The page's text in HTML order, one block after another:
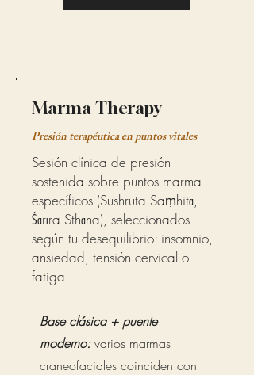
Marma Therapy
Presión terapéutica en puntos vitales
Sesión clínica de presión
sostenida sobre puntos marma
específicos (Sushruta Saṃhitā,
Śārīra Sthāna), seleccionados
según tu desequilibrio: insomnio,
ansiedad, tensión cervical o
fatiga.
Base clásica + puente
moderno:varios marmas
craneofaciales coinciden con